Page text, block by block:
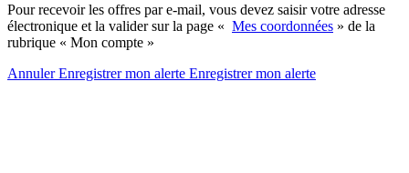
Pour recevoir les offres par e-mail, vous devez saisir votre adresse
électronique et la valider sur la page « Mes coordonnées » de la
rubrique « Mon compte »
AnnulerEnregistrer mon alerte Enregistrermon alerte